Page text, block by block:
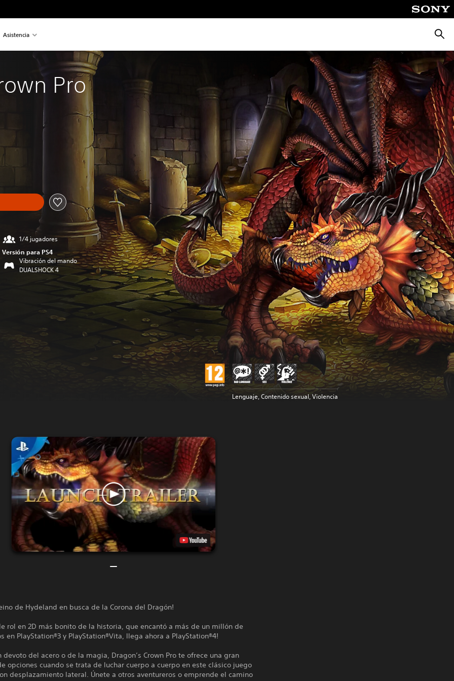
Asistencia
Pro
1/4 jugadores
Versión para PS4
Vibración del mando
DUALSHOCK 4
Lenguaje, Contenido sexual, Violencia
de Hydeland en busca de la Corona del Dragón!
rol en 2D más bonito de la historia, que encantó a más de un millón de
en PlayStation®3 y PlayStation®Vita, llega ahora a PlayStation®4!
devoto del acero o de la magia, Dragon’s Crown Pro te ofrece una gran
opciones cuando se trata de luchar cuerpo a cuerpo en este clásico juego
desplazamiento lateral. Únete a otros aventureros o emprende el camino